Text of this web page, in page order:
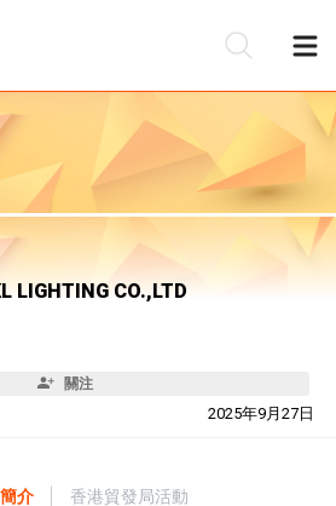
LIGHTING CO.,LTD
關注
2025年9月27日
簡介 香港貿發局活動